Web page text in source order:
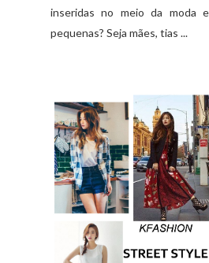
inseridas no meio da moda
pequenas? Seja mães, tias ...